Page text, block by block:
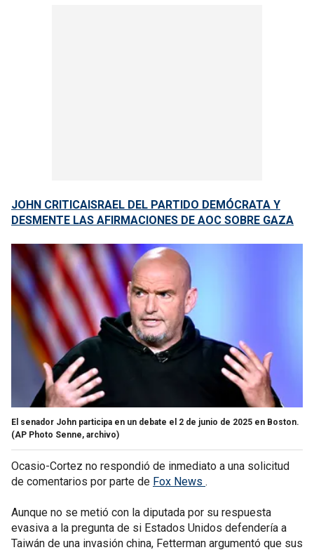
JOHN CRITICAISRAEL DEL PARTIDO DEMÓCRATA Y
DESMENTE LAS AFIRMACIONES DE AOC SOBRE GAZA
El senador John participa en un debate el 2 de junio de 2025 en Boston.
(AP Photo Senne, archivo)
Ocasio-Cortez no respondió de inmediato a una solicitud
de comentarios por parte de Fox News .
Aunque no se metió con la diputada por su respuesta
evasiva a la pregunta de si Estados Unidos defendería a
Taiwán de una invasión china, Fetterman argumentó que sus